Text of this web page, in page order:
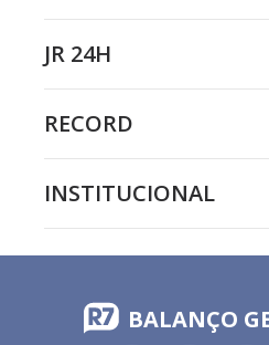
JR 24H
RECORD
INSTITUCIONAL
BALANÇO